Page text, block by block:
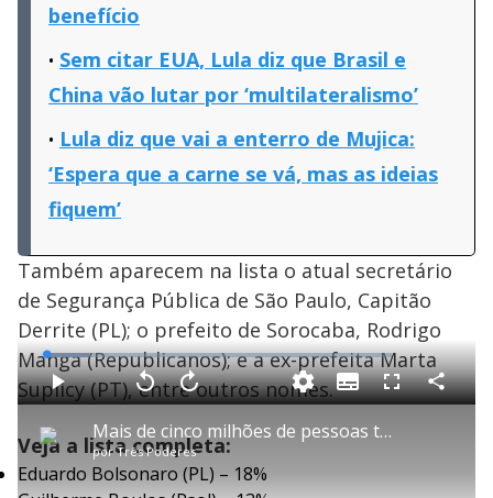
benefício
Sem citar EUA, Lula diz que Brasil e
China vão lutar por ‘multilateralismo’
Lula diz que vai a enterro de Mujica:
‘Espera que a carne se vá, mas as ideias
fiquem’
Também aparecem na lista o atual secretário
de Segurança Pública de São Paulo, Capitão
Derrite (PL); o prefeito de Sorocaba, Rodrigo
Manga (Republicanos); e a ex-prefeita Marta
Suplicy (PT), entre outros nomes.
P Mais de cinco milhões de pessoas têm até segunda (19) para evitar cancelamento de título de eleitor
porTrês Poderes
P V
t
a
r
0
A
n
a
r
1
0
L
o
a
d
e
2
.
3
1
S
u
b
i
t
F C
o
Veja a lista completa:
Eduardo Bolsonaro (PL) – 18%